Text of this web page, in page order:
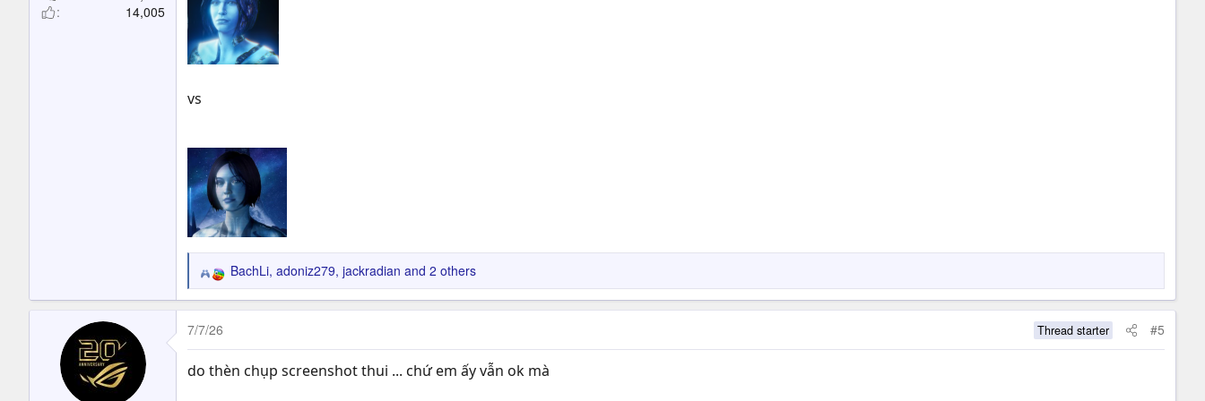
14,005
vs
R
e
a
c
t
o
BachLi, adoniz279, jackradian and 2 others
7/7/26 Thread starter #5
do thèn chụp screenshot thui ... chứ em ấy vẫn ok mà